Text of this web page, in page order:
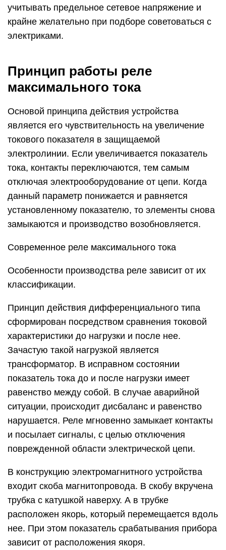
учитывать предельное сетевое напряжение и
крайне желательно при подборе советоваться с
электриками.
Принцип работы реле
максимального тока
Основой принципа действия устройства
является его чувствительность на увеличение
токового показателя в защищаемой
электролинии. Если увеличивается показатель
тока, контакты переключаются, тем самым
отключая электрооборудование от цепи. Когда
данный параметр понижается и равняется
установленному показателю, то элементы снова
замыкаются и производство возобновляется.
Современное реле максимального тока
Особенности производства реле зависит от их
классификации.
Принцип действия дифференциального типа
сформирован посредством сравнения токовой
характеристики до нагрузки и после нее.
Зачастую такой нагрузкой является
трансформатор. В исправном состоянии
показатель тока до и после нагрузки имеет
равенство между собой. В случае аварийной
ситуации, происходит дисбаланс и равенство
нарушается. Реле мгновенно замыкает контакты
и посылает сигналы, с целью отключения
поврежденной области электрической цепи.
В конструкцию электромагнитного устройства
входит скоба магнитопровода. В скобу вкручена
трубка с катушкой наверху. А в трубке
расположен якорь, который перемещается вдоль
нее. При этом показатель срабатывания прибора
зависит от расположения якоря.